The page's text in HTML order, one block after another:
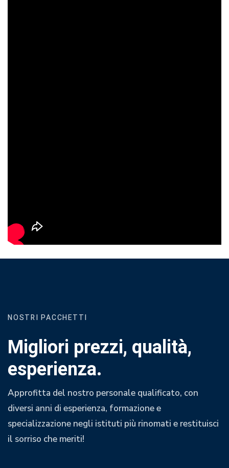
NOSTRI PACCHETTI
Migliori prezzi, qualità,
esperienza.
Approfitta del nostro personale qualificato, con
diversi anni di esperienza, formazione e
specializzazione negli istituti più rinomati e restituisci
il sorriso che meriti!